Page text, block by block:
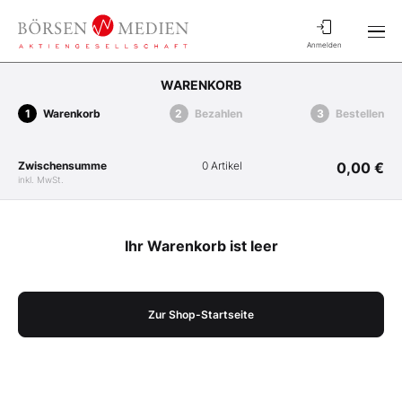
Anmelden
WARENKORB
Warenkorb Bezahlen Bestellen
Zwischensumme
inkl. MwSt.
0 Artikel 0,00 €
Ihr Warenkorb ist leer
Zur Shop-Startseite